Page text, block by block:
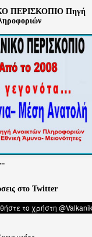
ΠΕΡΙΣΚΟΠΙΟ Πηγή
στο Twitter